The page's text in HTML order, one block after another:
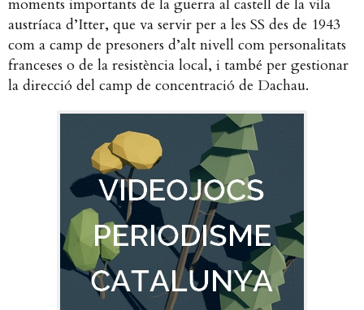
moments importants de la guerra al castell de la vila
austríaca d’Itter, que va servir per a les SS des de 1943
com a camp de presoners d’alt nivell com personalitats
franceses o de la resistència local, i també per gestionar
la direcció del camp de concentració de Dachau.